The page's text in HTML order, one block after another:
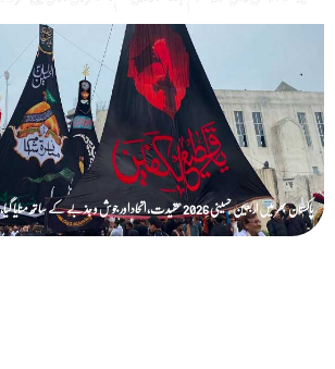
پاکستان بھر میں اربعین حسینی 2026 عقیدت، اتحاد اور جوش و جذبے کے ساتھ منایا گیا، لاکھوں عزادار جلوسوں میں شریک